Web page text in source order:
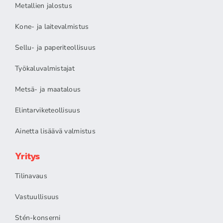
Metallien jalostus
Kone- ja laitevalmistus
Sellu- ja paperiteollisuus
Työkaluvalmistajat
Metsä- ja maatalous
Elintarviketeollisuus
Ainetta lisäävä valmistus
Yritys
Tilinavaus
Vastuullisuus
Stén-konserni